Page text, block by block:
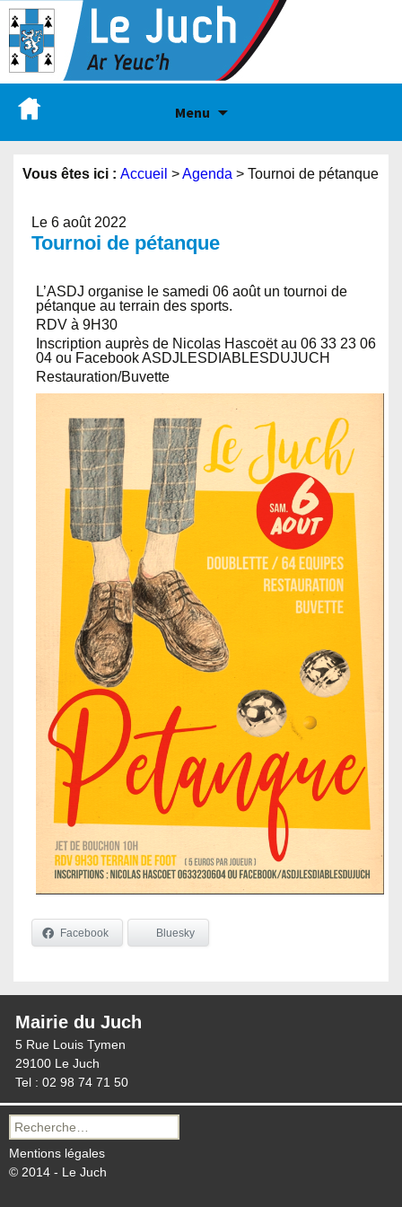
Menu
Vous êtes ici : Accueil >Agenda > Tournoi de pétanque
Le 6 août 2022
Tournoi de pétanque
L’ASDJ organise le samedi 06 août un tournoi de
pétanque au terrain des sports.
RDV à 9H30
Inscription auprès de Nicolas Hascoët au 06 33 23 06
04 ou Facebook ASDJLESDIABLESDUJUCH
Restauration/Buvette
Facebook Bluesky
Mairie du Juch
5 Rue Louis Tymen
29100 Le Juch
Tel : 02 98 74 71 50
Recherche
pour :
Mentions légales
© 2014 - Le Juch